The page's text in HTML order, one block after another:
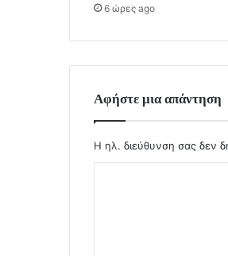
6 ώρες ago
Αφήστε μια απάντηση
Η ηλ. διεύθυνση σας δεν